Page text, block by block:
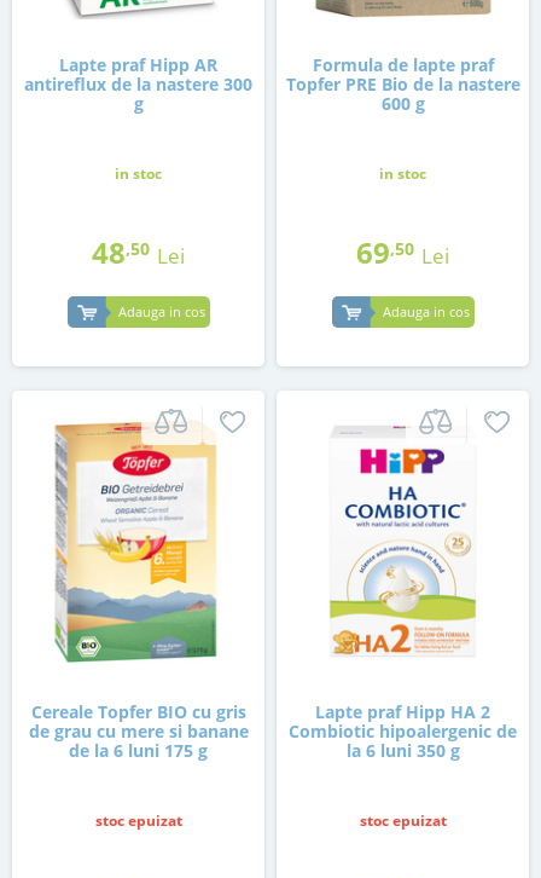
Lapte praf Hipp AR
antireflux de la nastere 300
g
in stoc
48,50 Lei
Adauga in cos
Formula de lapte praf
Topfer PRE Bio de la nastere
600 g
in stoc
69,50 Lei
Adauga in cos
Cereale Topfer BIO cu gris
de grau cu mere si banane
de la 6 luni 175 g
stoc epuizat
Lapte praf Hipp HA 2
Combiotic hipoalergenic de
la 6 luni 350 g
stoc epuizat